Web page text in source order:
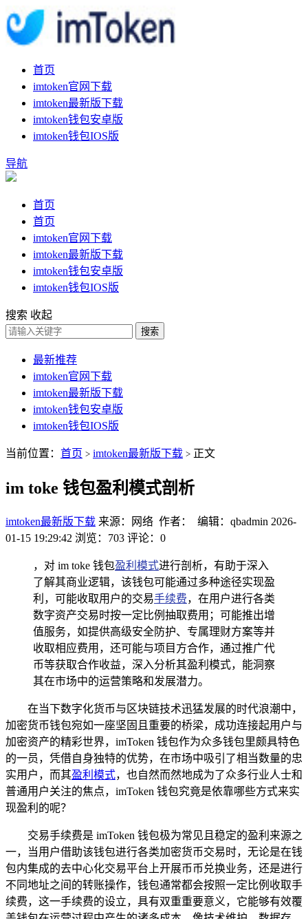
首页
imtoken官网下载
imtoken最新版下载
imtoken钱包安卓版
imtoken钱包IOS版
导航
首页
首页
imtoken官网下载
imtoken最新版下载
imtoken钱包安卓版
imtoken钱包IOS版
搜索 收起
搜索
最新推荐
imtoken官网下载
imtoken最新版下载
imtoken钱包安卓版
imtoken钱包IOS版
当前位置： 首页 > imtoken最新版下载 > 正文
im toke 钱包盈利模式剖析
imtoken最新版下载 来源：网络 作者： 编辑：qbadmin 2026-
01-15 19:29:42 浏览：703 评论：0
，对 im toke 钱包盈利模式进行剖析，有助于深入
了解其商业逻辑，该钱包可能通过多种途径实现盈
利，可能收取用户的交易手续费，在用户进行各类
数字资产交易时按一定比例抽取费用；可能推出增
值服务，如提供高级安全防护、专属理财方案等并
收取相应费用，还可能与项目方合作，通过推广代
币等获取合作收益，深入分析其盈利模式，能洞察
其在市场中的运营策略和发展潜力。
在当下数字化货币与区块链技术迅猛发展的时代浪潮中，
加密货币钱包宛如一座坚固且重要的桥梁，成功连接起用户与
加密资产的精彩世界，imToken 钱包作为众多钱包里颇具特色
的一员，凭借自身独特的优势，在市场中吸引了相当数量的忠
实用户，而其盈利模式，也自然而然地成为了众多行业人士和
普通用户关注的焦点，imToken 钱包究竟是依靠哪些方式来实
现盈利的呢？
交易手续费是 imToken 钱包极为常见且稳定的盈利来源之
一，当用户借助该钱包进行各类加密货币交易时，无论是在钱
包内集成的去中心化交易平台上开展币币兑换业务，还是进行
不同地址之间的转账操作，钱包通常都会按照一定比例收取手
续费，这一手续费的设立，具有双重重要意义，它能够有效覆